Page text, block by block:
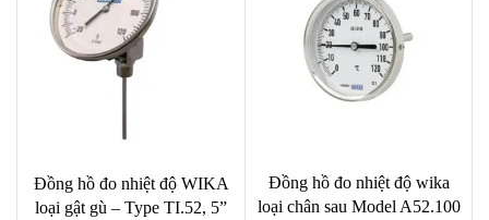
1,980,000 ₫.
Đồng hồ đo nhiệt độ WIKA
loại gật gù – Type TI.52, 5”
Đồng hồ đo nhiệt độ wika
loại chân sau Model A52.100